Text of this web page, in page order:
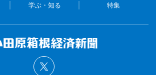
学ぶ・知る 特集